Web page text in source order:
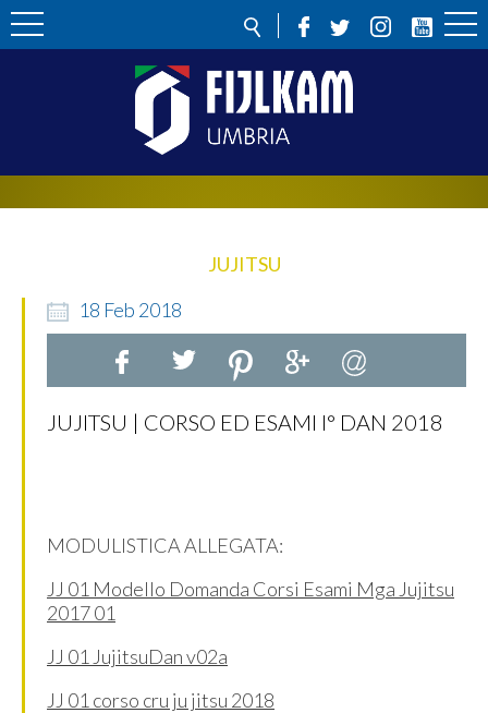
JUJITSU
18 Feb 2018
JUJITSU | CORSO ED ESAMI I° DAN 2018
MODULISTICA ALLEGATA:
JJ 01 Modello Domanda Corsi Esami Mga Jujitsu
2017 01
JJ 01 JujitsuDan v02a
JJ 01 corso cru ju jitsu 2018